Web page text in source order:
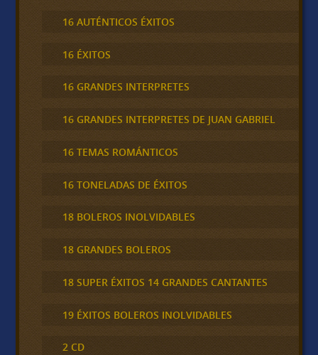
16 AUTÉNTICOS ÉXITOS
16 ÉXITOS
16 GRANDES INTERPRETES
16 GRANDES INTERPRETES DE JUAN GABRIEL
16 TEMAS ROMÁNTICOS
16 TONELADAS DE ÉXITOS
18 BOLEROS INOLVIDABLES
18 GRANDES BOLEROS
18 SUPER ÉXITOS 14 GRANDES CANTANTES
19 ÉXITOS BOLEROS INOLVIDABLES
2 CD